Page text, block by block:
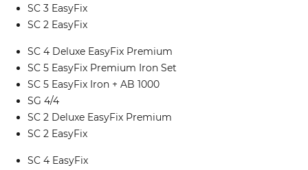
SC 3 EasyFix
SC 2 EasyFix
SC 4 Deluxe EasyFix Premium
SC 5 EasyFix Premium Iron Set
SC 5 EasyFix Iron + AB 1000
SG 4/4
SC 2 Deluxe EasyFix Premium
SC 2 EasyFix
SC 4 EasyFix